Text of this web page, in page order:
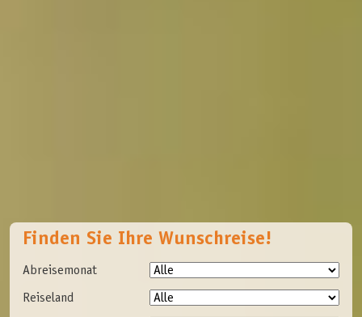
Finden Sie Ihre Wunschreise!
Abreisemonat
Reiseland